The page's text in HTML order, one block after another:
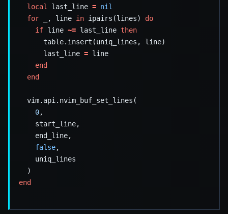
local
last_line = nil
for _, line in ipairs(lines) do
if line ~= last_line then
      last_line
=
line
end
end
0
false
end